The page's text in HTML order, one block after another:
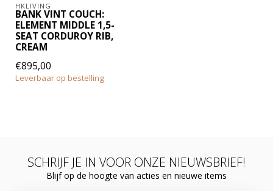
HKLIVING
BANK VINT COUCH:
ELEMENT MIDDLE 1,5-
SEAT CORDUROY RIB,
CREAM
€895,00
Leverbaar op bestelling
SCHRIJF JE IN VOOR ONZE NIEUWSBRIEF!
Blijf op de hoogte van acties en nieuwe items